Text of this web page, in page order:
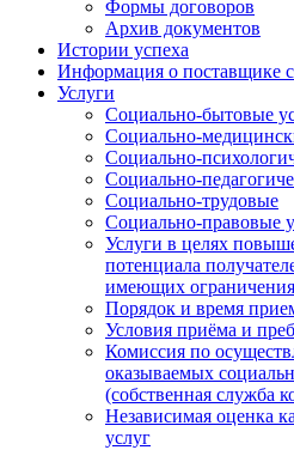
Формы договоров
Архив документов
Истории успеха
Информация о поставщике
Услуги
Социально-бытовые
Социально-
Социально-
Социально-
Социально-трудовые
Социально-правовые
Услуги в целях
потенциала
имеющих ограничения
Порядок и время
Условия приёма и
Комиссия по
оказываемых
(собственная служба
Независимая оценка
услуг